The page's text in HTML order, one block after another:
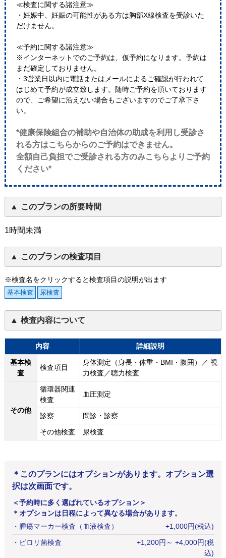
≪検査に関する諸注意≫
・妊娠中、妊娠の可能性がある方は胸部X線検査を受診いた
だけません。
≪予約に関する諸注意≫
※インターネットでのご予約は、仮予約になります。予約は
まだ確定しておりません。
・3営業日以内に電話またはメールによるご確認が行われて
はじめて予約が成立致します。随時ご予約を頂いております
ので、ご希望に沿えない場合もございますのでご了承下さ
い。
*健康保険組合の補助や自治体の助成を利用し受診さ
れる方はこちらからのご予約はできません。
全額自己負担でご受診される方のみこちらよりご予約
ください*
このプランの所要時間
1時間未満
このプランの検査項目
※検査名をクリックすると検査項目の説明が出ます
基本検査 尿検査
検査内容について
内容
詳細説明
基本検
査
検査項目
身体測定（身長・体重・BMI・腹囲）／ 視
力検査／聴力検査
その他
循環器関連
検査
血圧測定
診察
問診・診察
その他検査
尿検査
＊このプランにはオプションがあります。オプション選
択は次画面です。
＜予約時に多く選ばれているオプション＞
＊オプションは日程によって異なる場合があります。
・ 腫瘍マーカー検査（血液検査） +1,000円(税込)
・ ピロリ菌検査 +1,200円 ～ +4,000円(税
込)